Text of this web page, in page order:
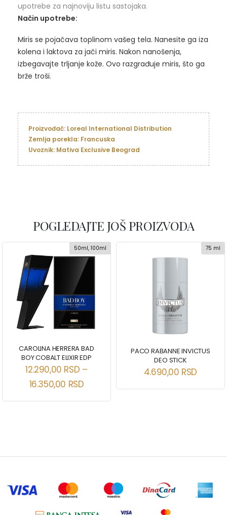
upotrebe za najnoviju listu sastojaka.
Način upotrebe:
Miris se pojačava toplinom vašeg tela. Nanesite ga iza
kolena i laktova za jači miris. Nakon nanošenja,
izbegavajte trljanje kože. Ovo razgrađuje miris, što ga
brže troši.
Proizvođač: Loreal International Distribution
Zemlja porekla: Francuska
Uvoznik: Mativa Exclusive Beograd
POGLEDAJTE JOŠ PROIZVODA
50ml, 100ml
CAROLINA HERRERA BAD
BOY COBALT ELIXIR EDP
12.290,00 RSD –
16.350,00 RSD
75 ml
PACO RABANNE INVICTUS
DEO STICK
4.690,00 RSD